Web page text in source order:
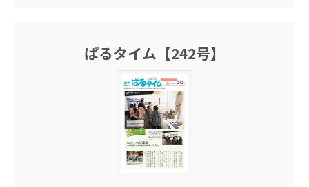
ぱるタイム【242号】